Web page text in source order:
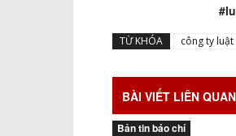
TỪ KHÓA công ty
BÀI VIẾT LIÊN QUAN
Bản tin báo chí